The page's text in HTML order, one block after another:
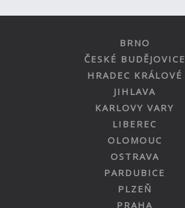
BRNO
ČESKÉ BUDĚJOVICE
HRADEC KRÁLOVÉ
JIHLAVA
KARLOVY VARY
LIBEREC
OLOMOUC
OSTRAVA
PARDUBICE
PLZEŇ
PRAHA